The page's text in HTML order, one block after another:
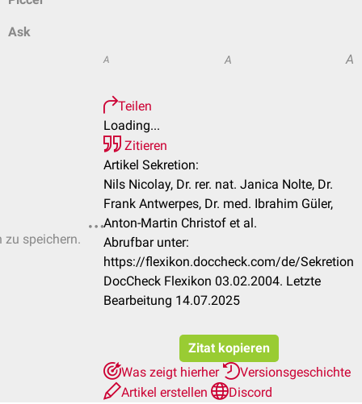
Ask
zu speichern.
A A A
Teilen
Loading...
Zitieren
Artikel Sekretion:
Nils Nicolay, Dr. rer. nat. Janica Nolte, Dr.
Frank Antwerpes, Dr. med. Ibrahim Güler,
Anton-Martin Christof et al.
Abrufbar unter:
https://flexikon.doccheck.com/de/Sekretion
DocCheck Flexikon 03.02.2004. Letzte
Bearbeitung 14.07.2025
Zitat kopieren
Was zeigt hierher
Versionsgeschichte
Artikel erstellen
Discord